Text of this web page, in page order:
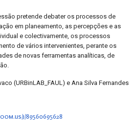
pretende debater os processos de
em planeamento, as percepções e as
e colectivamente, os processos
de vários intervenientes, perante os
de novas ferramentas analíticas, de
(URBinLAB_FAUL) e Ana Silva Fernandes
j/89560695628